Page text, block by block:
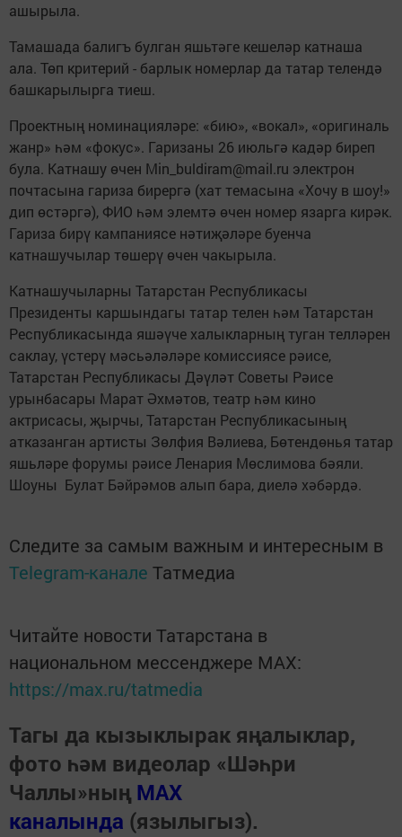
ашырыла.
Тамашада балигъ булган яшьтәге кешеләр катнаша
ала. Төп критерий - барлык номерлар да татар телендә
башкарылырга тиеш.
Проектның номинацияләре: «бию», «вокал», «оригиналь
жанр» һәм «фокус». Гаризаны 26 июльгә кадәр биреп
була. Катнашу өчен Min_buldiram@mail.ru электрон
почтасына гариза бирергә (хат темасына «Хочу в шоу!»
дип өстәргә), ФИО һәм элемтә өчен номер язарга кирәк.
Гариза бирү кампаниясе нәтиҗәләре буенча
катнашучылар төшерү өчен чакырыла.
Катнашучыларны Татарстан Республикасы
Президенты каршындагы татар телен һәм Татарстан
Республикасында яшәүче халыкларның туган телләрен
саклау, үстерү мәсьәләләре комиссиясе рәисе,
Татарстан Республикасы Дәүләт Советы Рәисе
урынбасары Марат Әхмәтов, театр һәм кино
актрисасы, җырчы, Татарстан Республикасының
атказанган артисты Зөлфия Вәлиева, Бөтендөнья татар
яшьләре форумы рәисе Ленария Мөслимова бәяли.
Шоуны Булат Бәйрәмов алып бара, диелә хәбәрдә.
Следите за самым важным и интересным в
Telegram-канале Татмедиа
Читайте новости Татарстана в
национальном мессенджере MАХ:
https://max.ru/tatmedia
Тагы да кызыклырак яңалыклар,
фото һәм видеолар «Шәһри
Чаллы»ның MAX
каналында (язылыгыз).